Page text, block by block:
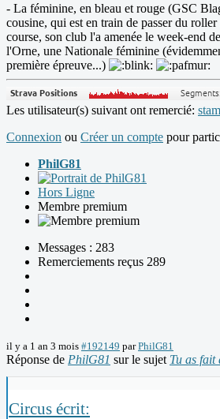
- La féminine, en bleau et rouge (GSC
cousine, qui est en train de passer du
course, son club l'a amenée le week-end
l'Orne, une Nationale féminine
première épreuve...)
Les utilisateur(s) suivant ont remercié: stam
Connexion ou Créer un compte pour
PhilG81
Hors Ligne
Membre premium
Messages : 283
Remerciements reçus 289
il y a 1 an 3 mois #192149 parPhilG81
Réponse de PhilG81 sur le sujet Tu as
Circus écrit: